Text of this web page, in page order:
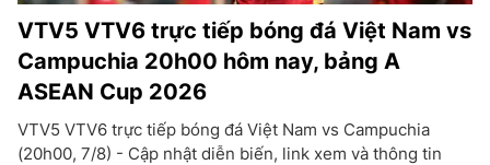
VTV5 VTV6 trực tiếp bóng đá Việt Nam vs
Campuchia 20h00 hôm nay, bảng A
ASEAN Cup 2026
VTV5 VTV6 trực tiếp bóng đá Việt Nam vs Campuchia
(20h00, 7/8) - Cập nhật diễn biến, link xem và thông tin